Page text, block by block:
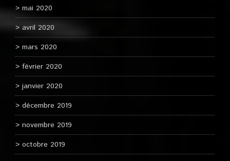
mai 2020
avril 2020
mars 2020
février 2020
janvier 2020
décembre 2019
novembre 2019
octobre 2019